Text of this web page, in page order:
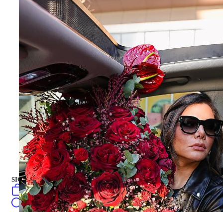
Hediye Kutusu
PASTALAR
turkish
فارسی
english
Русский
العربية
SIGN IN/SIGN UP
0öğeler
Search
ÇİÇEKLER
Hediye Kutusu
PASTALAR
turkish
فارسی
english
Русский